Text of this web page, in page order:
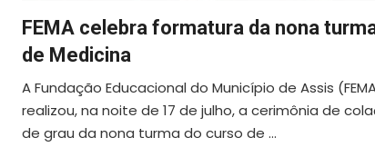
FEMA celebra formatura da nona
de Medicina
A Fundação Educacional do Município de Assis
realizou, na noite de 17 de julho, a cerimônia de
de grau da nona turma do curso de ...